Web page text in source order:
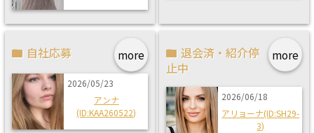
more
自社応募
2026/05/23
アンナ
(ID:KAA260522)
more
退会済・紹介停
止中
2026/06/18
アリョーナ(ID:SH29-
3)